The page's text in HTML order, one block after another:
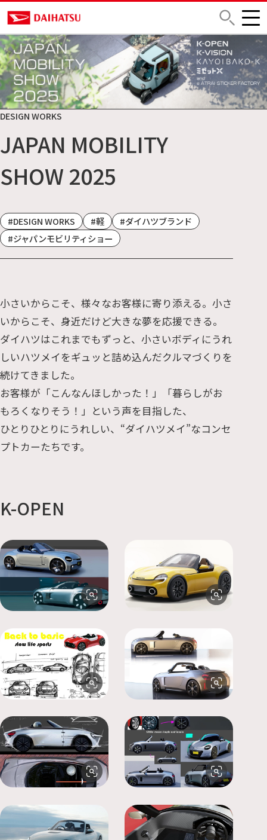
DESIGN WORKS
JAPAN MOBILITY
SHOW 2025
#DESIGN WORKS #軽
#ダイハツブランド
#ジャパンモビリティショー
小さいからこそ、様々なお客様に寄り添える。小さ
いからこそ、身近だけど大きな夢を応援できる。
ダイハツはこれまでもずっと、小さいボディにうれ
しいハツメイをギュッと詰め込んだクルマづくりを
続けてきました。
お客様が「こんなんほしかった！」「暮らしがお
もろくなりそう！」という声を目指した、
ひとりひとりにうれしい、“ダイハツメイ”なコンセ
プトカーたちです。
K-OPEN